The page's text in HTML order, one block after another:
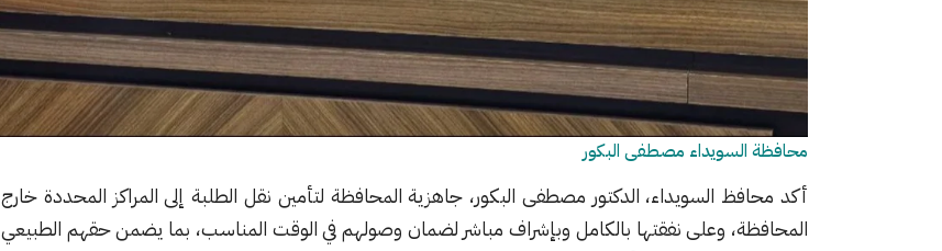
محافظة السويداء مصطفى البكور
أكد محافظ السويداء، الدكتور مصطفى البكور، جاهزية المحافظة لتأمين نقل الطلبة إلى المراكز المحددة خارج
المحافظة، وعلى نفقتها بالكامل وبإشراف مباشر لضمان وصولهم في الوقت المناسب، بما يضمن حقهم الطبيعي